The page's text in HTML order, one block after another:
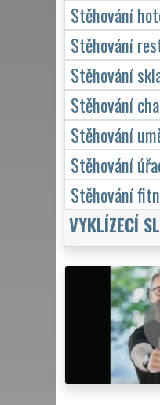
Stěhování
Stěhování
Stěhování
Stěhování
Stěhování
Stěhování
Stěhování
VYKLÍZECÍ